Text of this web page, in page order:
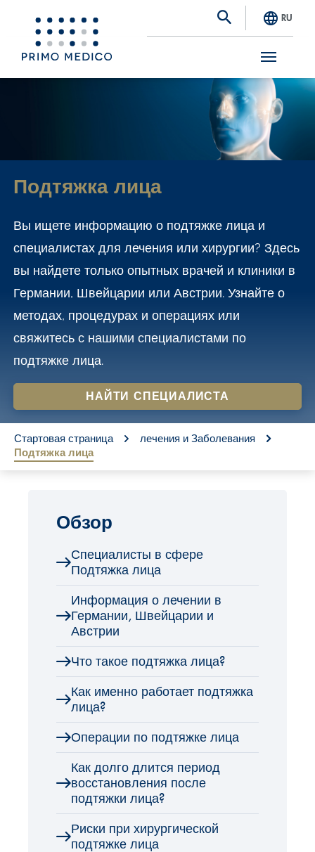
S
RU
Подтяжка лица
Вы ищете информацию о подтяжке лица и
специалистах для лечения или хирургии? Здесь
вы найдете только опытных врачей и клиники в
Германии, Швейцарии или Австрии. Узнайте о
методах, процедурах и операциях или
свяжитесь с нашими специалистами по
подтяжке лица.
НАЙТИ СПЕЦИАЛИСТА
You are here:
Стартовая страница
лечения и Заболевания
Подтяжка лица
Обзор
Специалисты в сфере
Подтяжка лица
Информация о лечении в
Германии, Швейцарии и
Австрии
Что такое подтяжка лица?
Как именно работает подтяжка
лица?
Операции по подтяжке лица
Как долго длится период
восстановления после
подтяжки лица?
Риски при хирургической
подтяжке лица